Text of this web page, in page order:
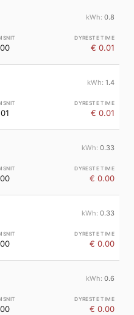
0.8
€ 0.01
1.4
€ 0.01
0.33
€ 0.00
0.33
€ 0.00
0.6
€ 0.00